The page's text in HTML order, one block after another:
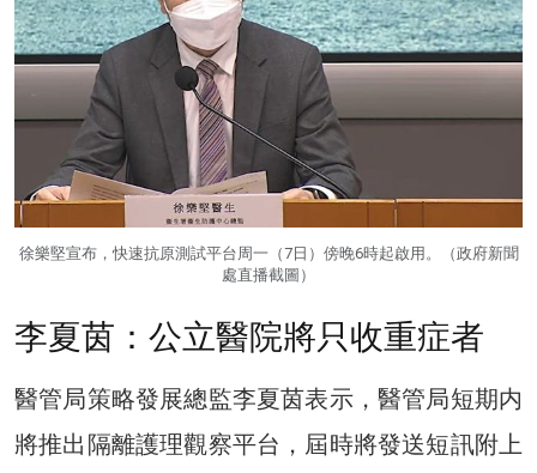
徐樂堅宣布，快速抗原測試平台周一（7日）傍晚6時起啟用。（政府新聞
處直播截圖）
李夏茵：公立醫院將只收重症者
醫管局策略發展總監李夏茵表示，醫管局短期内
將推出隔離護理觀察平台，屆時將發送短訊附上